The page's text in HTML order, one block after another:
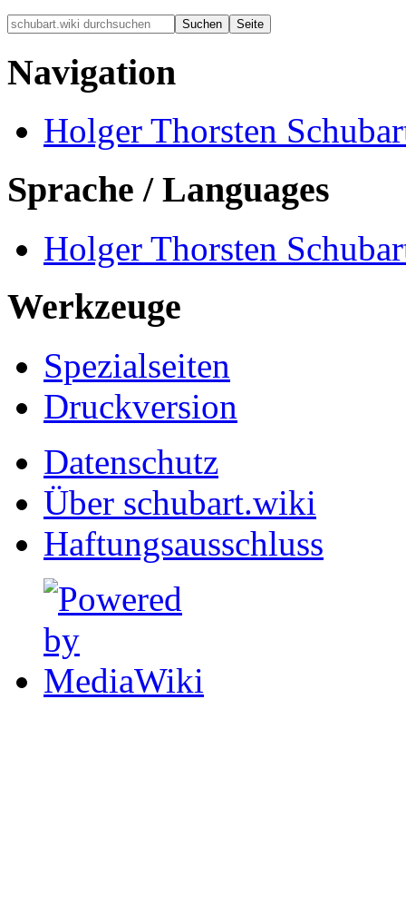
Navigation
Holger Thorsten
Sprache / Languages
Holger Thorsten
Werkzeuge
Spezialseiten
Druckversion
Datenschutz
Über schubart.wiki
Haftungsausschluss